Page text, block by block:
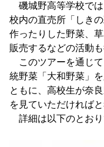
磯城野高等学校では
校内の直売所「しき
作ったりした野菜、
販売するなどの活動も
このツアーを通じ
統野菜「大和野菜」
ともに、高校生が奈
を見ていただければ
詳細は以下のとおり